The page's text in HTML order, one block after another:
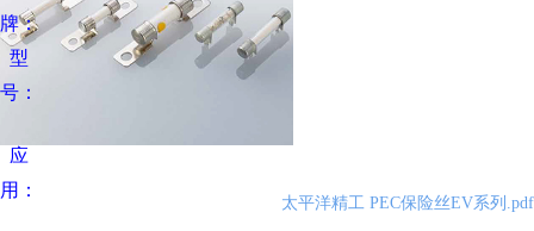
太平洋精工 PEC保险丝EV系列.pdf
牌：
型
号：
应
用：